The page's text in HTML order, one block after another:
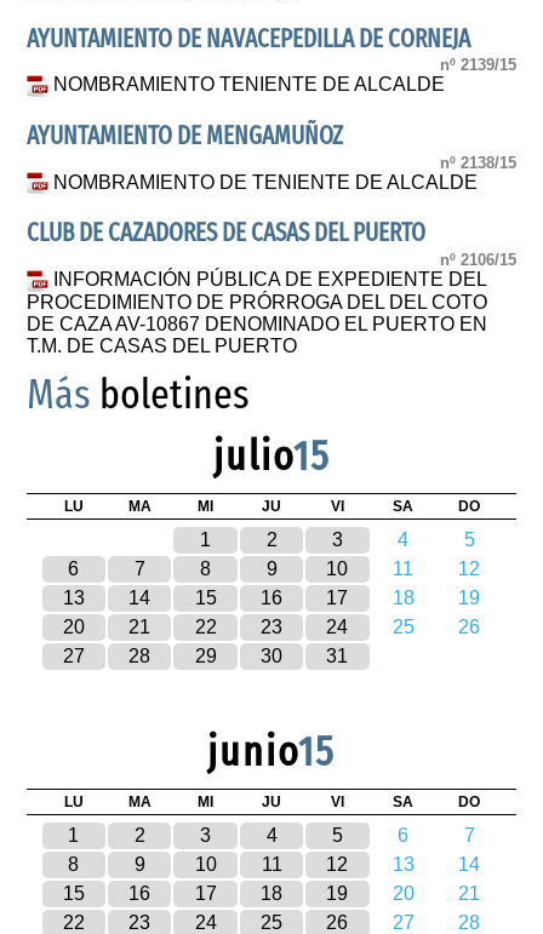
AYUNTAMIENTO DE NAVACEPEDILLA DE CORNEJA
nº 2139/15
NOMBRAMIENTO TENIENTE DE ALCALDE
AYUNTAMIENTO DE MENGAMUÑOZ
nº 2138/15
NOMBRAMIENTO DE TENIENTE DE ALCALDE
CLUB DE CAZADORES DE CASAS DEL PUERTO
nº 2106/15
INFORMACIÓN PÚBLICA DE EXPEDIENTE DEL
PROCEDIMIENTO DE PRÓRROGA DEL DEL COTO
DE CAZA AV-10867 DENOMINADO EL PUERTO EN
T.M. DE CASAS DEL PUERTO
Más boletines
julio15
LU MA MI JU VI SA DO
1 2 3 4
5
6
7 8 9 10 11
12
13
14 15 16 17 18
19
20
21 22 23 24 25
26
27
28 29 30 31
junio15
LU MA MI JU VI SA DO
1 2 3 4 5 6
7
8
9 10 11 12 13
14
15
16 17 18 19 20
21
22
23 24 25 26 27
28